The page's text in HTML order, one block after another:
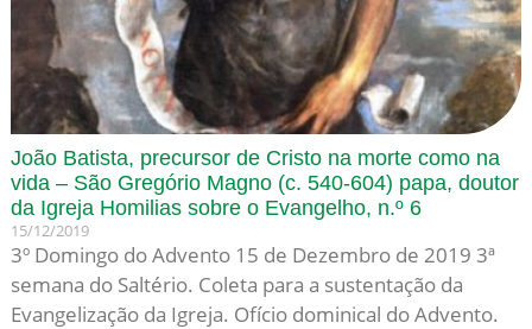
João Batista, precursor de Cristo na morte como na
vida – São Gregório Magno (c. 540-604) papa, doutor
da Igreja Homilias sobre o Evangelho, n.º 6
15/12/2019
3º Domingo do Advento 15 de Dezembro de 2019 3ª
semana do Saltério. Coleta para a sustentação da
Evangelização da Igreja. Ofício dominical do Advento.